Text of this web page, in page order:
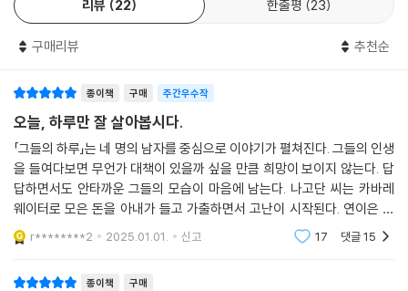
을 한다. 또한 정유일은 자신의 담당 구역에서 자살하려는 사람을 불쌍히
소 아무렇지 않게 여겼던 하루의 가치를 다시 느낄 것이며, 순간을 살 수 있
다는 감사함, 고민 없이 잠시라도 있을 수 있다는 것에 행복함을 느낄 수 있
을 것이다. 더불어 오늘의 하루가 우리의 인생 전환점이 될 수 있다는 사실
도…….
리뷰 22 한줄평 23
구매리뷰 추천순
종이책 구매 주간우수작
오늘, 하루만 잘 살아봅시다.
「그들의 하루」는 네 명의 남자를 중심으로 이야기가 펼쳐진다. 그들의 인생
을 들여다보면 무언가 대책이 있을까 싶을 만큼 희망이 보이지 않는다. 답
답하면서도 안타까운 그들의 모습이 마음에 남는다. 나고단 씨는 카바레
웨이터로 모은 돈을 아내가 들고 가출하면서 고난이 시작된다. 연이은 사
업 실패로 노숙자 신세로 전락하면서 자살을 결심한다. 이보출 씨는 주식
투자로 전 재
r********2 2025.01.01. 신고 17 댓글15
종이책 구매